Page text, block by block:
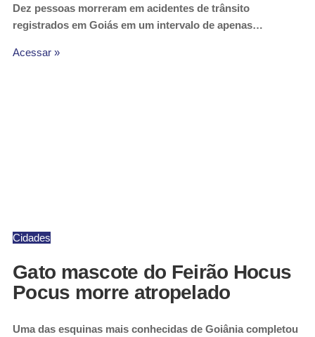
Dez pessoas morreram em acidentes de trânsito
registrados em Goiás em um intervalo de apenas…
Acessar »
Cidades
Gato mascote do Feirão Hocus
Pocus morre atropelado
Uma das esquinas mais conhecidas de Goiânia completou